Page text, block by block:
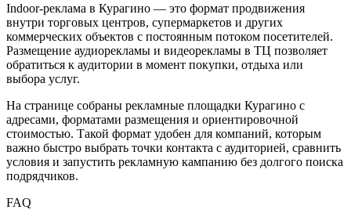
Indoor-реклама в Курагино — это формат продвижения
внутри торговых центров, супермаркетов и других
коммерческих объектов с постоянным потоком посетителей.
Размещение аудиорекламы и видеорекламы в ТЦ позволяет
обратиться к аудитории в момент покупки, отдыха или
выбора услуг.
На странице собраны рекламные площадки Курагино с
адресами, форматами размещения и ориентировочной
стоимостью. Такой формат удобен для компаний, которым
важно быстро выбрать точки контакта с аудиторией, сравнить
условия и запустить рекламную кампанию без долгого поиска
подрядчиков.
FAQ